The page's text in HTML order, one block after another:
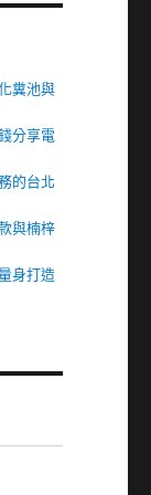
糞池與
分享電
的台北
與楠梓
身打造